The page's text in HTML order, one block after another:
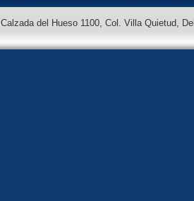
Calzada del Hueso 1100, Col. Villa Quietud,